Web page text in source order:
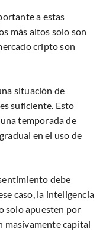
a estas
más altos solo son
cripto son
situación de
suficiente. Esto
temporada de
en el uso de
debe
caso, la inteligencia
solo apuesten por
masivamente capital